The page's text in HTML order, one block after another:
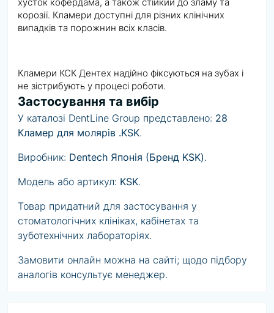
корозії. Кламери доступні для різних клінічних
випадків та порожнин всіх класів.
Кламери КСК Дентех надійно фіксуються на зубах і
не зістрибують у процесі роботи.
Застосування та вибір
У каталозі DentLine Group представлено: 28
Кламер для молярів .KSK.
Виробник: Dentech Японія (Бренд KSK).
Модель або артикул: KSK.
Товар придатний для застосування у
стоматологічних клініках, кабінетах та
зуботехнічних лабораторіях.
Замовити онлайн можна на сайті; щодо підбору
аналогів консультує менеджер.